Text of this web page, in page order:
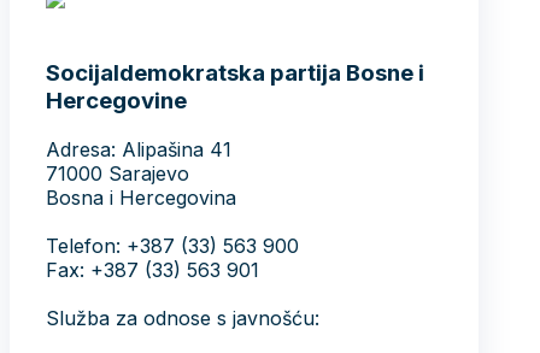
Socijaldemokratska partija Bosne i
Hercegovine
Adresa: Alipašina 41
71000 Sarajevo
Bosna i Hercegovina
Telefon: +387 (33) 563 900
Fax: +387 (33) 563 901
Služba za odnose s javnošću: